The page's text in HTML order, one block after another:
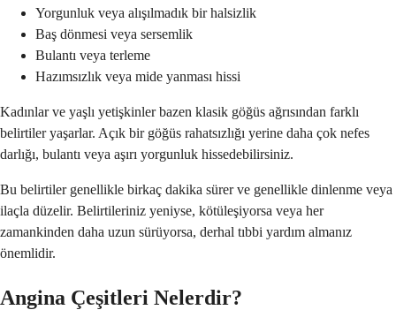
Yorgunluk veya alışılmadık bir halsizlik
Baş dönmesi veya sersemlik
Bulantı veya terleme
Hazımsızlık veya mide yanması hissi
Kadınlar ve yaşlı yetişkinler bazen klasik göğüs ağrısından farklı
belirtiler yaşarlar. Açık bir göğüs rahatsızlığı yerine daha çok nefes
darlığı, bulantı veya aşırı yorgunluk hissedebilirsiniz.
Bu belirtiler genellikle birkaç dakika sürer ve genellikle dinlenme veya
ilaçla düzelir. Belirtileriniz yeniyse, kötüleşiyorsa veya her
zamankinden daha uzun sürüyorsa, derhal tıbbi yardım almanız
önemlidir.
Angina Çeşitleri Nelerdir?